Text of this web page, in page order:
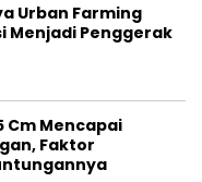
Urban Farming
Menjadi Penggerak
Cm Mencapai
Faktor